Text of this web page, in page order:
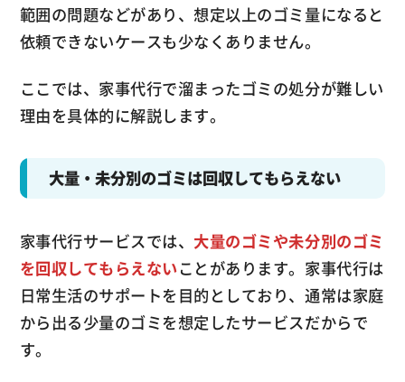
範囲の問題などがあり、想定以上のゴミ量になると
依頼できないケースも少なくありません。
ここでは、家事代行で溜まったゴミの処分が難しい
理由を具体的に解説します。
大量・未分別のゴミは回収してもらえない
家事代行サービスでは、 大量のゴミや未分別のゴミ
を回収してもらえないことがあります。家事代行は
日常生活のサポートを目的としており、通常は家庭
から出る少量のゴミを想定したサービスだからで
す。